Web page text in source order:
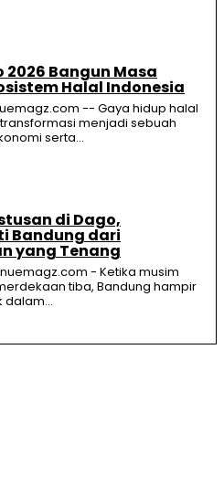
2026 Bangun Masa
Halal Indonesia
-- Gaya hidup halal
menjadi sebuah
serta...
di Dago,
Bandung dari
yang Tenang
- Ketika musim
tiba, Bandung hampir
dalam...